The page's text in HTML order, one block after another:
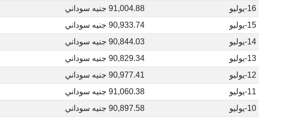
16-يوليو
91,004.88 جنيه سوداني
15-يوليو
90,933.74 جنيه سوداني
14-يوليو
90,844.03 جنيه سوداني
13-يوليو
90,829.34 جنيه سوداني
12-يوليو
90,977.41 جنيه سوداني
11-يوليو
91,060.38 جنيه سوداني
10-يوليو
90,897.58 جنيه سوداني